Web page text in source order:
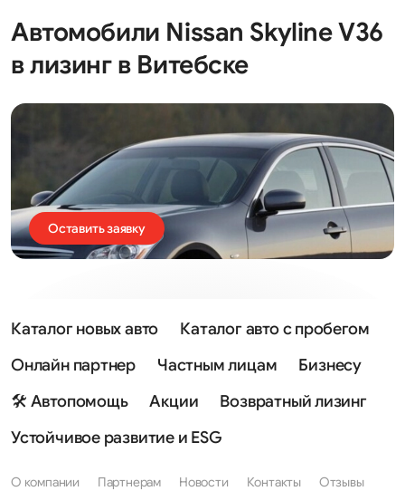
Автомобили Nissan Skyline V36
в лизинг в Витебске
Оставить заявку
Каталог новых авто
Каталог авто с пробегом
Онлайн партнер
Частным лицам
Бизнесу
🛠 Автопомощь
Акции
Возвратный лизинг
Устойчивое развитие и ESG
О компании Партнерам Новости Контакты
Отзывы